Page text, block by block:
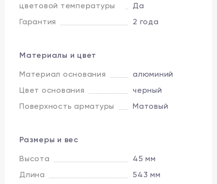
цветовой температуры
Да
Гарантия
2 года
Материалы и цвет
Материал основания
алюминий
Цвет основания
черный
Поверхность арматуры
Матовый
Размеры и вес
Высота
45 мм
Длина
543 мм